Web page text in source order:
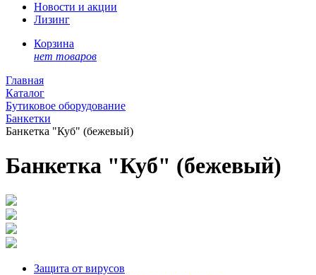
Новости и акции
Лизинг
Корзина
нет товаров
Главная
Каталог
Бутиковое оборудование
Банкетки
Банкетка "Куб" (бежевый)
Банкетка "Куб" (бежевый)
Защита от вирусов